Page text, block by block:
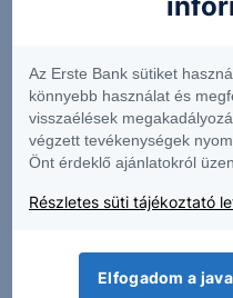
GENERALI TITANIUM
ALAPJA A
GENERALI TRIUMPH
SZÁRMAZTATOTT ALAP
SZÁRMAZTATOTT ALAP
Keresés közzétételeink
Az Erste Bank sütiket
könnyebb használat és
visszaélések
végzett tevékenységek
Önt érdeklő ajánlatokról
Részletes süti tájékoztató
Elfogadom a